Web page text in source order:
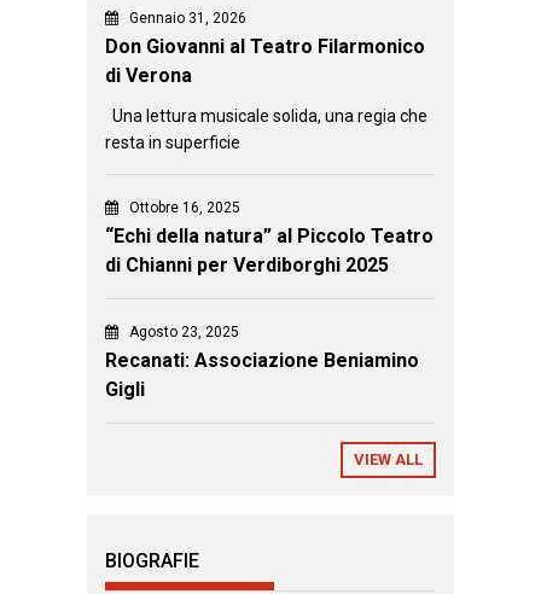
Gennaio 31, 2026
Don Giovanni al Teatro Filarmonico
di Verona
Una lettura musicale solida, una regia che
resta in superficie
Ottobre 16, 2025
“Echi della natura” al Piccolo Teatro
di Chianni per Verdiborghi 2025
Agosto 23, 2025
Recanati: Associazione Beniamino
Gigli
VIEW ALL
BIOGRAFIE